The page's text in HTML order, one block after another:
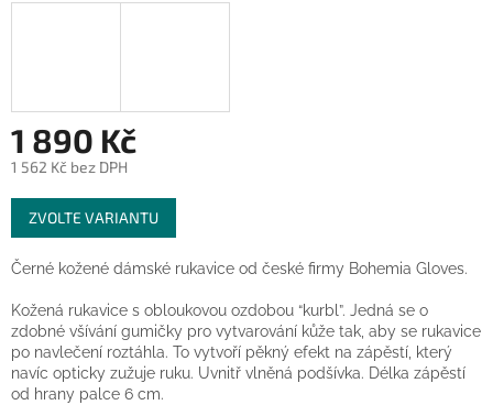
1 890 Kč
1 562 Kč bez DPH
Měrná
cena:
ZVOLTE VARIANTU
Černé kožené dámské rukavice od české firmy Bohemia Gloves.
Kožená rukavice s obloukovou ozdobou “kurbl”. Jedná se o
zdobné všívání gumičky pro vytvarování kůže tak, aby se rukavice
po navlečení roztáhla. To vytvoří pěkný efekt na zápěstí, který
navíc opticky zužuje ruku. Uvnitř vlněná podšívka. Délka zápěstí
od hrany palce 6 cm.